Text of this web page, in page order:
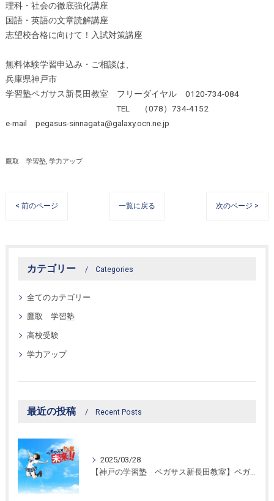
理科・社会の徹底強化講座
国語・英語の文章読解講座
志望校合格に向けて！入試対策講座
無料体験学習申込み・ご相談は、
兵庫県神戸市
学習塾ペガサス新長田教室 フリーダイヤル 0120-734-084
TEL （078）734-4152
e-mail pegasus-sinnagata@galaxy.ocn.ne.jp
鷹取 学習塾 学力アップ
< 前のページ 一覧に戻る 次のページ >
カテゴリー Categories
全てのカテゴリー
鷹取 学習塾
高校受験
学力アップ
最近の投稿 Recent Posts
2025/03/28
【神戸の学習塾 ペガサス新長田教室】ペガサス学習スタイル！